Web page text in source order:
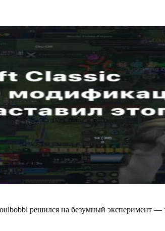
решился на безумный эксперимент —